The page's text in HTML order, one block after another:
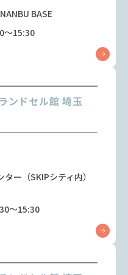
BASE
～15:30
ンドセル館 埼玉
ー（SKIPシティ内）
～15:30